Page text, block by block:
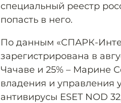
специальный реестр
попасть в него.
По данным «СПАРК-
зарегистрирована в
Чачаве и 25% – Марине
владения и управления
антивирусы ESET NOD